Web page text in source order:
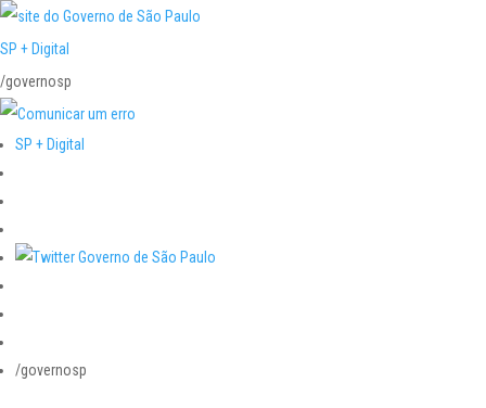
SP + Digital
/governosp
SP + Digital
/governosp